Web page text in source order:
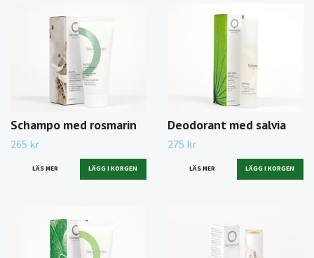
Schampo med rosmarin
265 kr
LÄS MER
Deodorant med salvia
275 kr
LÄS MER